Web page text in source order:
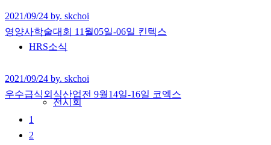
HRS소식
전시회
2021/09/24 by. skchoi
영양사학술대회 11월05일-06일 킨텍스
2021/09/24 by. skchoi
우수급식외식산업전 9월14일-16일 코엑스
1
2